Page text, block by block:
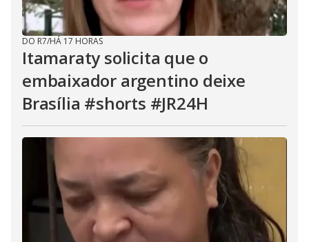
DO R7/HÁ 17 HORAS
Itamaraty solicita que o
embaixador argentino deixe
Brasília #shorts #JR24H